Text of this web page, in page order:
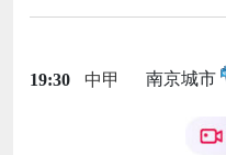
19:30 中甲 南京城市